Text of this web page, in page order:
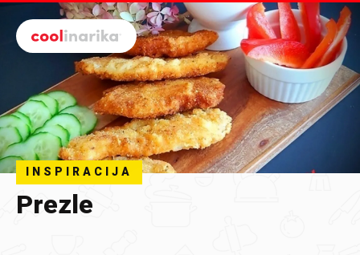
Preskoči na glavni sadržaj
INSPIRACIJA
Prezle